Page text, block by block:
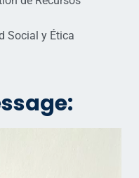
Social y Ética